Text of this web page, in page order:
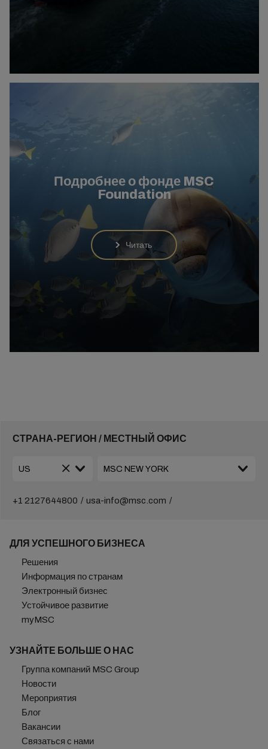
Подробнее о фонде MSC
Foundation
Читать
СТРАНА-РЕГИОН / МЕСТНЫЙ ОФИС
+1 2127644800 usa-info@msc.com
ДЛЯ УСПЕШНОГО БИЗНЕСА
Решения
Информация по странам
Электронный бизнес
Устойчивое развитие
myMSC
УЗНАЙТЕ БОЛЬШЕ О НАС
Группа компаний MSC Group
Новости
Мероприятия
Блог
Вакансии
Связаться с нами